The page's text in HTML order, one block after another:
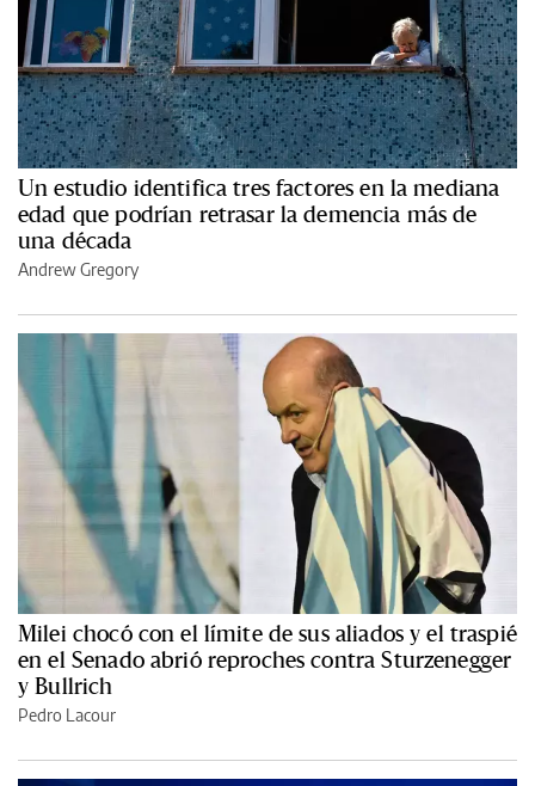
Un estudio identifica tres factores en la mediana
edad que podrían retrasar la demencia más de
una década
Andrew Gregory
Milei chocó con el límite de sus aliados y el traspié
en el Senado abrió reproches contra Sturzenegger
y Bullrich
Pedro Lacour